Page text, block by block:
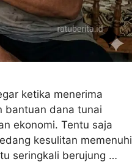
ketika menerima
bantuan dana tunai
ekonomi. Tentu saja
kesulitan memenuhi
seringkali berujung …